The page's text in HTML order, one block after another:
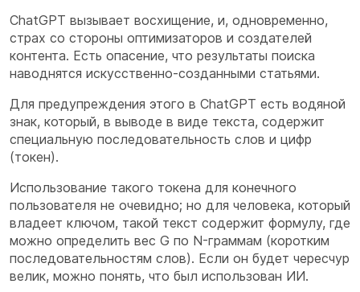
ChatGPT вызывает восхищение, и, одновременно,
страх со стороны оптимизаторов и создателей
контента. Есть опасение, что результаты поиска
наводнятся искусственно-созданными статьями.
Для предупреждения этого в ChatGPT есть водяной
знак, который, в выводе в виде текста, содержит
специальную последовательность слов и цифр
(токен).
Использование такого токена для конечного
пользователя не очевидно; но для человека, который
владеет ключом, такой текст содержит формулу, где
можно определить вес G по N-граммам (коротким
последовательностям слов). Если он будет чересчур
велик, можно понять, что был использован ИИ.